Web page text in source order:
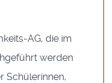
AG, die im
werden
Schülerinnen,